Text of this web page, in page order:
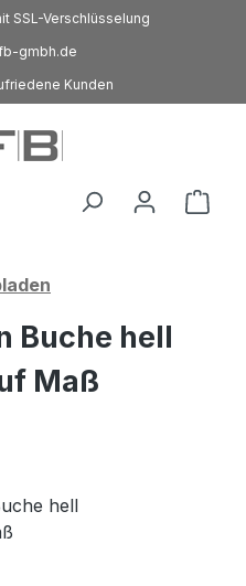
SSL-Verschlüsselung
gmbh.de
Kunden
Buche hell
Maß